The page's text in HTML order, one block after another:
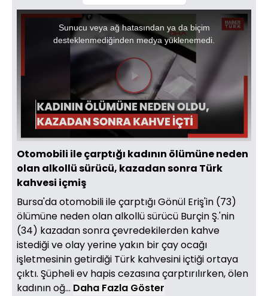
Videoyu
Oynat
Sunucu veya ağ hatasından ya da biçim
desteklenmediğinden medya yüklenemedi.
Otomobili ile çarptığı kadının ölümüne neden
olan alkollü sürücü, kazadan sonra Türk
kahvesi içmiş
Bursa'da otomobili ile çarptığı Gönül Eriş'in (73)
ölümüne neden olan alkollü sürücü Burçin Ş.'nin
(34) kazadan sonra çevredekilerden kahve
istediği ve olay yerine yakın bir çay ocağı
işletmesinin getirdiği Türk kahvesini içtiği ortaya
çıktı. Şüpheli ev hapis cezasına çarptırılırken, ölen
kadının oğ... Daha Fazla Göster